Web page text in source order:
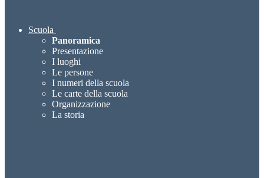
Scuola
Panoramica
Presentazione
I luoghi
Le persone
I numeri della scuola
Le carte della scuola
Organizzazione
La storia